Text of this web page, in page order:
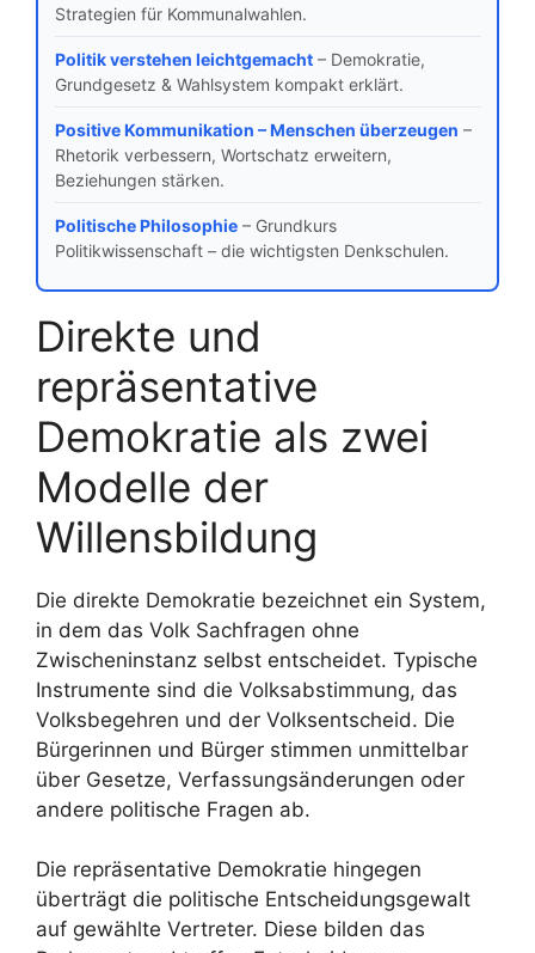
Strategien für Kommunalwahlen.
Politik verstehen leichtgemacht– Demokratie,
Grundgesetz & Wahlsystem kompakt erklärt.
Positive Kommunikation – Menschen überzeugen –
Rhetorik verbessern, Wortschatz erweitern,
Beziehungen stärken.
Politische Philosophie– Grundkurs
Politikwissenschaft – die wichtigsten Denkschulen.
Direkte und
repräsentative
Demokratie als zwei
Modelle der
Willensbildung
Die direkte Demokratie bezeichnet ein System,
in dem das Volk Sachfragen ohne
Zwischeninstanz selbst entscheidet. Typische
Instrumente sind die Volksabstimmung, das
Volksbegehren und der Volksentscheid. Die
Bürgerinnen und Bürger stimmen unmittelbar
über Gesetze, Verfassungsänderungen oder
andere politische Fragen ab.
Die repräsentative Demokratie hingegen
überträgt die politische Entscheidungsgewalt
auf gewählte Vertreter. Diese bilden das